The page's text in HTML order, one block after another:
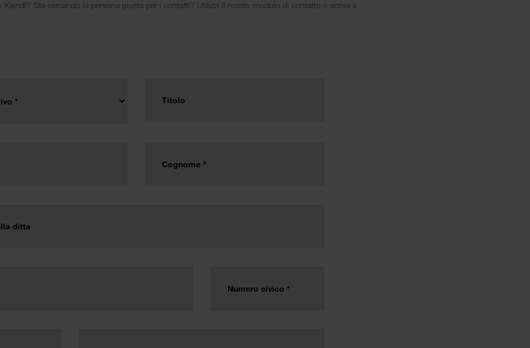
Sta cercando la persona giusta per i contatti? Utilizzi il nostro modulo di contatto o scriva a